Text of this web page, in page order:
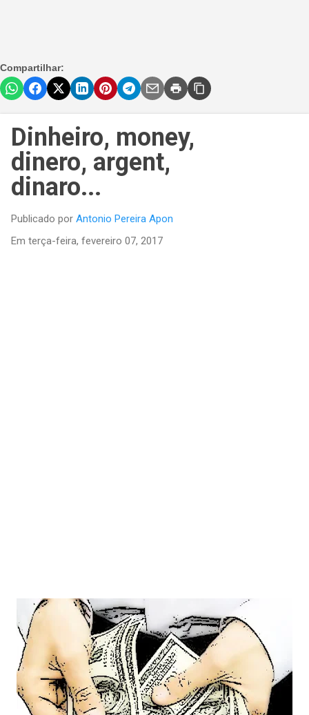
Compartilhar:
Dinheiro, money,
dinero, argent,
dinaro...
Publicado por Antonio Pereira Apon
Em terça-feira, fevereiro 07, 2017